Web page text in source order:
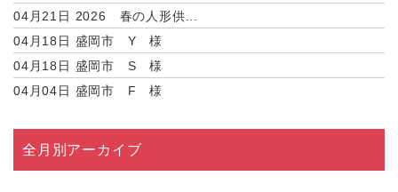
04月21日 2026 春の人形供...
04月18日 盛岡市 Y 様
04月18日 盛岡市 S 様
04月04日 盛岡市 F 様
全月別アーカイブ